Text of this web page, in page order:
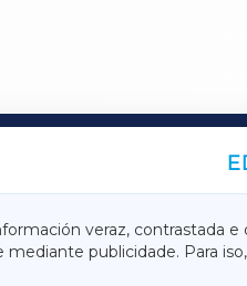
veraz, contrastada e
mediante publicidade. Para
TERRACHAXA
ACORUÑAXA